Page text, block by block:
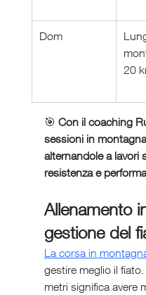
Dom
20
🎯 Con il coaching
sessioni in
alternandole a lavori
resistenza e
Allenamento
gestione del
La corsa in
gestire meglio il
metri significa avere